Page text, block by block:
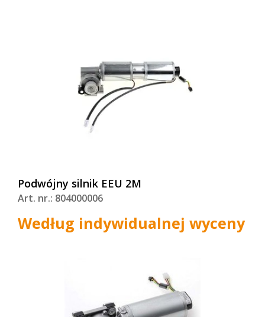
Podwójny silnik EEU 2M
Art. nr.: 804000006
Według indywidualnej wyceny